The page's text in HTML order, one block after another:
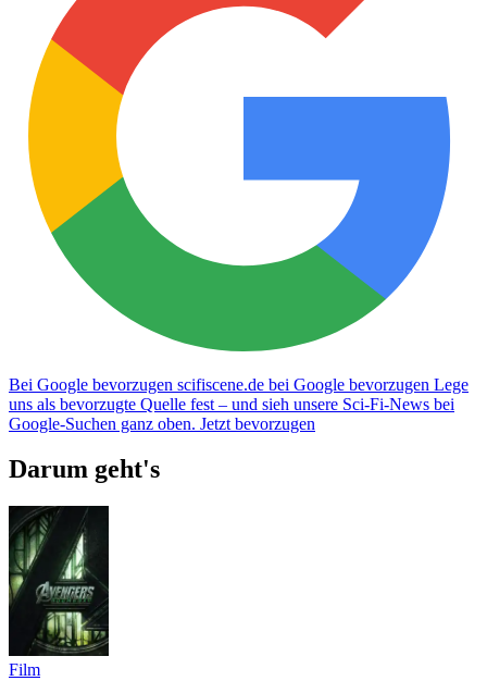
Bei Google bevorzugen scifiscene.de bei Google bevorzugen Lege
uns als bevorzugte Quelle fest – und sieh unsere Sci-Fi-News bei
Google-Suchen ganz oben. Jetzt bevorzugen
Darum geht's
Film